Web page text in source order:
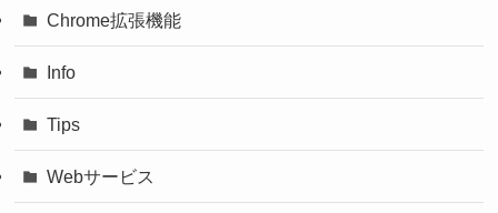
Chrome拡張機能
Info
Tips
Webサービス